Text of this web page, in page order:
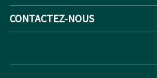
CONTACTEZ-NOUS